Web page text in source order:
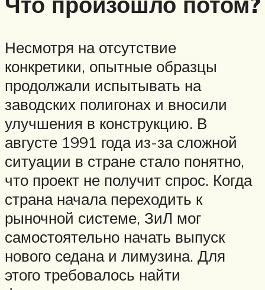
Несмотря на отсутствие
конкретики, опытные образцы
продолжали испытывать на
заводских полигонах и вносили
улучшения в конструкцию. В
августе 1991 года из-за сложной
ситуации в стране стало понятно,
что проект не получит спрос. Когда
страна начала переходить к
рыночной системе, ЗиЛ мог
самостоятельно начать выпуск
нового седана и лимузина. Для
этого требовалось найти